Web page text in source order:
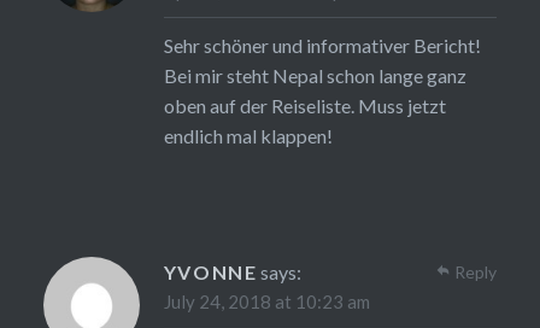
Sehr schöner und informativer Bericht!
Bei mir steht Nepal schon lange ganz
oben auf der Reiseliste. Muss jetzt
endlich mal klappen!
YVONNE says:
July 24, 2018 at 10:23 am
Reply